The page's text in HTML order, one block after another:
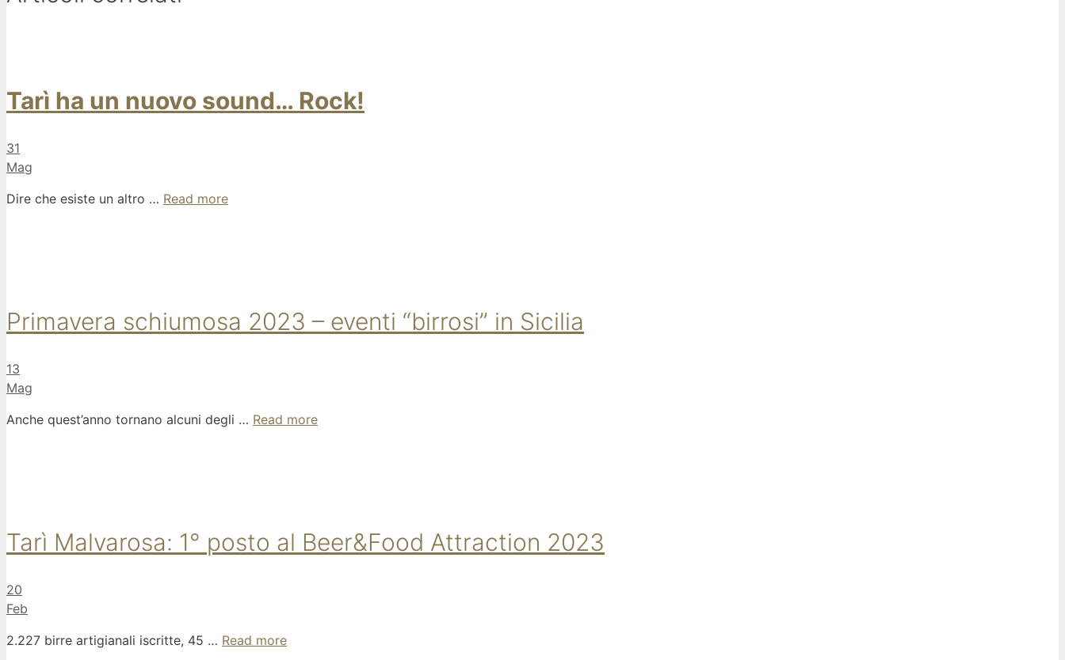
Tarì ha un nuovo sound… Rock!
31
Mag
Dire che esiste un altro … Read more
Primavera schiumosa 2023 – eventi “birrosi” in Sicilia
13
Mag
Anche quest’anno tornano alcuni degli … Read more
Tarì Malvarosa: 1° posto al Beer&Food Attraction 2023
20
Feb
2.227 birre artigianali iscritte, 45 … Read more